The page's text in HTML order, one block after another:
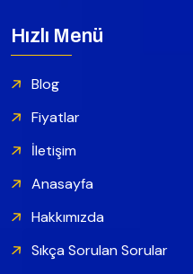
Hızlı Menü
Blog
Fiyatlar
İletişim
Anasayfa
Hakkımızda
Sıkça Sorulan Sorular